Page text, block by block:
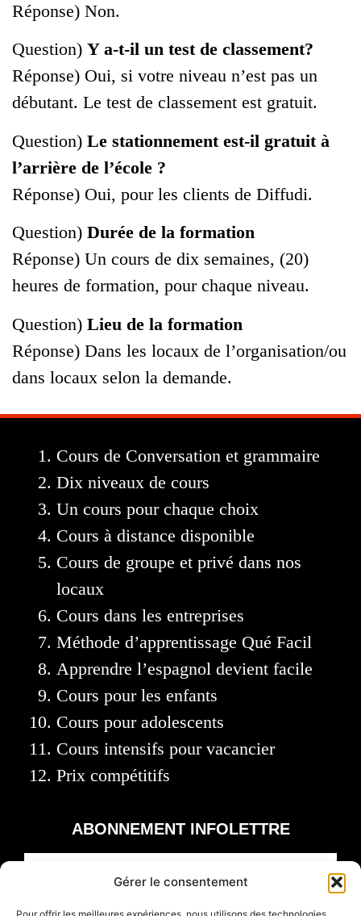
Gérer le consentement
Réponse) Non.
Question) Y a-t-il un test de classement?
Réponse) Oui, si votre niveau n’est pas un
débutant. Le test de classement est gratuit.
Question) Le stationnement est-il gratuit à
l’arrière de l’école ?
Réponse) Oui, pour les clients de Diffudi.
Question) Durée de la formation
Réponse) Un cours de dix semaines, (20)
heures de formation, pour chaque niveau.
Question) Lieu de la formation
Réponse) Dans les locaux de l’organisation/ou
dans locaux selon la demande.
Cours de Conversation et grammaire
Dix niveaux de cours
Un cours pour chaque choix
Cours à distance disponible
Cours de groupe et privé dans nos
locaux
Cours dans les entreprises
Méthode d’apprentissage Qué Facil
Apprendre l’espagnol devient facile
Cours pour les enfants
Cours pour adolescents
Cours intensifs pour vacancier
Prix compétitifs
ABONNEMENT INFOLETTRE